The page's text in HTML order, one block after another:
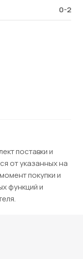
0-2
поставки и
от указанных на
покупки и
функций и